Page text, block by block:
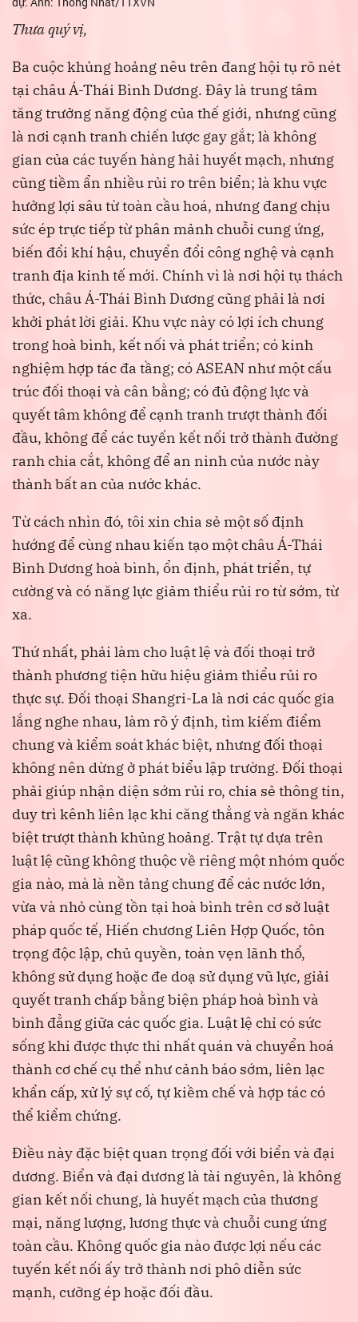
Thưa quý vị,
Ba cuộc khủng hoảng nêu trên đang hội tụ rõ nét
tại châu Á-Thái Bình Dương. Đây là trung tâm
tăng trưởng năng động của thế giới, nhưng cũng
là nơi cạnh tranh chiến lược gay gắt; là không
gian của các tuyến hàng hải huyết mạch, nhưng
cũng tiềm ẩn nhiều rủi ro trên biển; là khu vực
hưởng lợi sâu từ toàn cầu hoá, nhưng đang chịu
sức ép trực tiếp từ phân mảnh chuỗi cung ứng,
biến đổi khí hậu, chuyển đổi công nghệ và cạnh
tranh địa kinh tế mới. Chính vì là nơi hội tụ thách
thức, châu Á-Thái Bình Dương cũng phải là nơi
khởi phát lời giải. Khu vực này có lợi ích chung
trong hoà bình, kết nối và phát triển; có kinh
nghiệm hợp tác đa tầng; có ASEAN như một cấu
trúc đối thoại và cân bằng; có đủ động lực và
quyết tâm không để cạnh tranh trượt thành đối
đầu, không để các tuyến kết nối trở thành đường
ranh chia cắt, không để an ninh của nước này
thành bất an của nước khác.
Từ cách nhìn đó, tôi xin chia sẻ một số định
hướng để cùng nhau kiến tạo một châu Á-Thái
Bình Dương hoà bình, ổn định, phát triển, tự
cường và có năng lực giảm thiểu rủi ro từ sớm, từ
xa.
Thứ nhất, phải làm cho luật lệ và đối thoại trở
thành phương tiện hữu hiệu giảm thiểu rủi ro
thực sự. Đối thoại Shangri-La là nơi các quốc gia
lắng nghe nhau, làm rõ ý định, tìm kiếm điểm
chung và kiểm soát khác biệt, nhưng đối thoại
không nên dừng ở phát biểu lập trường. Đối thoại
phải giúp nhận diện sớm rủi ro, chia sẻ thông tin,
duy trì kênh liên lạc khi căng thẳng và ngăn khác
biệt trượt thành khủng hoảng. Trật tự dựa trên
luật lệ cũng không thuộc về riêng một nhóm quốc
gia nào, mà là nền tảng chung để các nước lớn,
vừa và nhỏ cùng tồn tại hoà bình trên cơ sở luật
pháp quốc tế, Hiến chương Liên Hợp Quốc, tôn
trọng độc lập, chủ quyền, toàn vẹn lãnh thổ,
không sử dụng hoặc đe doạ sử dụng vũ lực, giải
quyết tranh chấp bằng biện pháp hoà bình và
bình đẳng giữa các quốc gia. Luật lệ chỉ có sức
sống khi được thực thi nhất quán và chuyển hoá
thành cơ chế cụ thể như cảnh báo sớm, liên lạc
khẩn cấp, xử lý sự cố, tự kiềm chế và hợp tác có
thể kiểm chứng.
Điều này đặc biệt quan trọng đối với biển và đại
dương. Biển và đại dương là tài nguyên, là không
gian kết nối chung, là huyết mạch của thương
mại, năng lượng, lương thực và chuỗi cung ứng
toàn cầu. Không quốc gia nào được lợi nếu các
tuyến kết nối ấy trở thành nơi phô diễn sức
mạnh, cưỡng ép hoặc đối đầu.